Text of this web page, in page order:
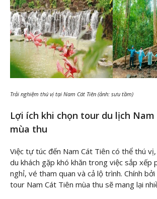
Trải nghiệm thú vị tại Nam Cát Tiên (ảnh: sưu tầm)
Lợi ích khi chọn tour du lịch
mùa thu
Việc tự túc đến Nam Cát Tiên có thể thú
du khách gặp khó khăn trong việc sắp xếp
nghỉ, vé tham quan và cả lộ trình. Chính
tour Nam Cát Tiên mùa thu sẽ mang lại